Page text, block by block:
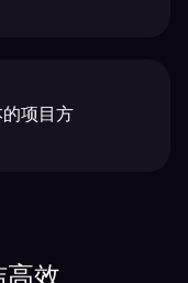
项目方
高效